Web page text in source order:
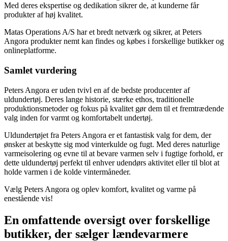
Med deres ekspertise og dedikation sikrer de, at kunderne får
produkter af høj kvalitet.
Matas Operations A/S har et bredt netværk og sikrer, at Peters
Angora produkter nemt kan findes og købes i forskellige butikker og
onlineplatforme.
Samlet vurdering
Peters Angora er uden tvivl en af de bedste producenter af
uldundertøj. Deres lange historie, stærke ethos, traditionelle
produktionsmetoder og fokus på kvalitet gør dem til et fremtrædende
valg inden for varmt og komfortabelt undertøj.
Uldundertøjet fra Peters Angora er et fantastisk valg for dem, der
ønsker at beskytte sig mod vinterkulde og fugt. Med deres naturlige
varmeisolering og evne til at bevare varmen selv i fugtige forhold, er
dette uldundertøj perfekt til enhver udendørs aktivitet eller til blot at
holde varmen i de kolde vintermåneder.
Vælg Peters Angora og oplev komfort, kvalitet og varme på
enestående vis!
En omfattende oversigt over forskellige
butikker, der sælger lændevarmere